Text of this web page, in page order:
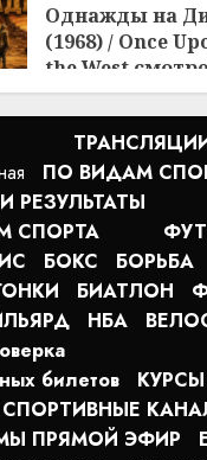
Однажды на
(1968) / Once
the West
5:08 09.08.2026
ПО ВИДАМ
РЕЗУЛЬТАТЫ
СПОРТА
БОКС БОРЬБА
БИАТЛОН
НБА
билетов
СПОРТИВНЫЕ
ПРЯМОЙ ЭФИР